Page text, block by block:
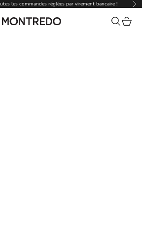
les commandes réglées par virement bancaire !
Montredo Recherche
Panier